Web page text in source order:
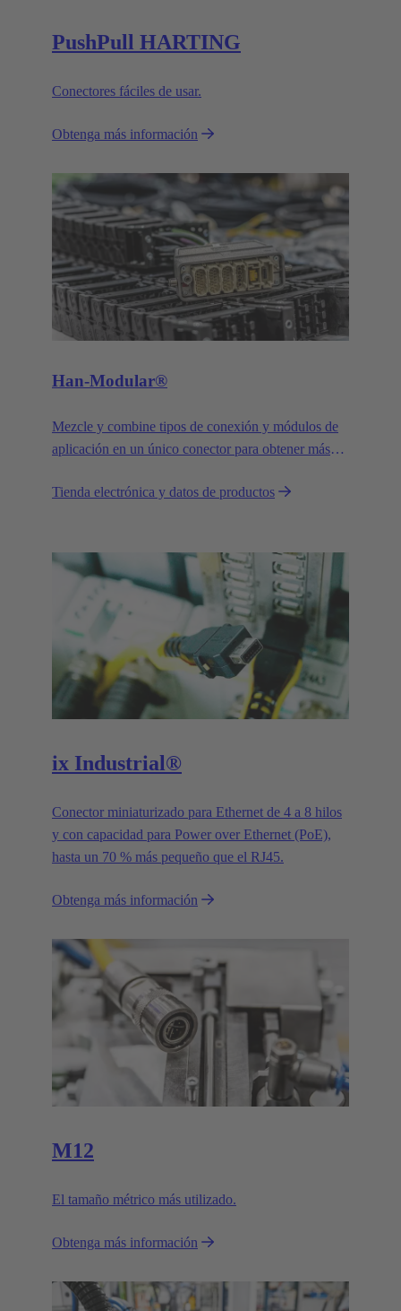
PushPull HARTING
Conectores fáciles de usar.
Obtenga más información
Han-Modular®
Mezcle y combine tipos de conexión y módulos de
aplicación en un único conector para obtener más
Tienda electrónica y datos de productos
ix Industrial®
Conector miniaturizado para Ethernet de 4 a 8 hilos
y con capacidad para Power over Ethernet (PoE),
hasta un 70 % más pequeño que el RJ45.
Obtenga más información
M12
El tamaño métrico más utilizado.
Obtenga más información